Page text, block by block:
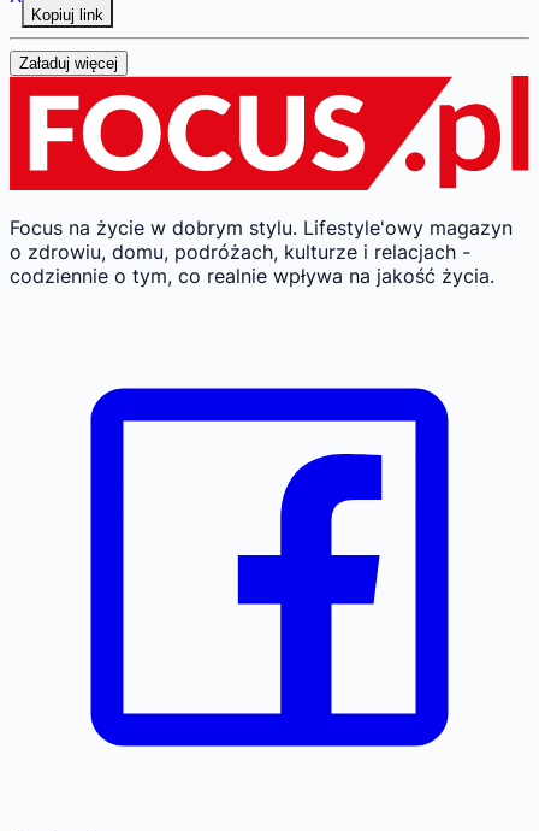
Kopiuj link
Załaduj więcej
Focus na życie w dobrym stylu. Lifestyle'owy magazyn
o zdrowiu, domu, podróżach, kulturze i relacjach -
codziennie o tym, co realnie wpływa na jakość życia.